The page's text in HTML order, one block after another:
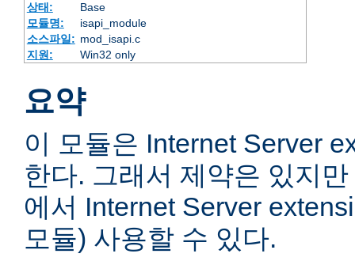
상태:
Base
모듈명:
isapi_module
소스파일: mod_isapi.c
지원:
Win32 only
요약
이 모듈은 Internet Server
한다. 그래서 제약은 있지
에서 Internet Server
모듈) 사용할 수 있다.